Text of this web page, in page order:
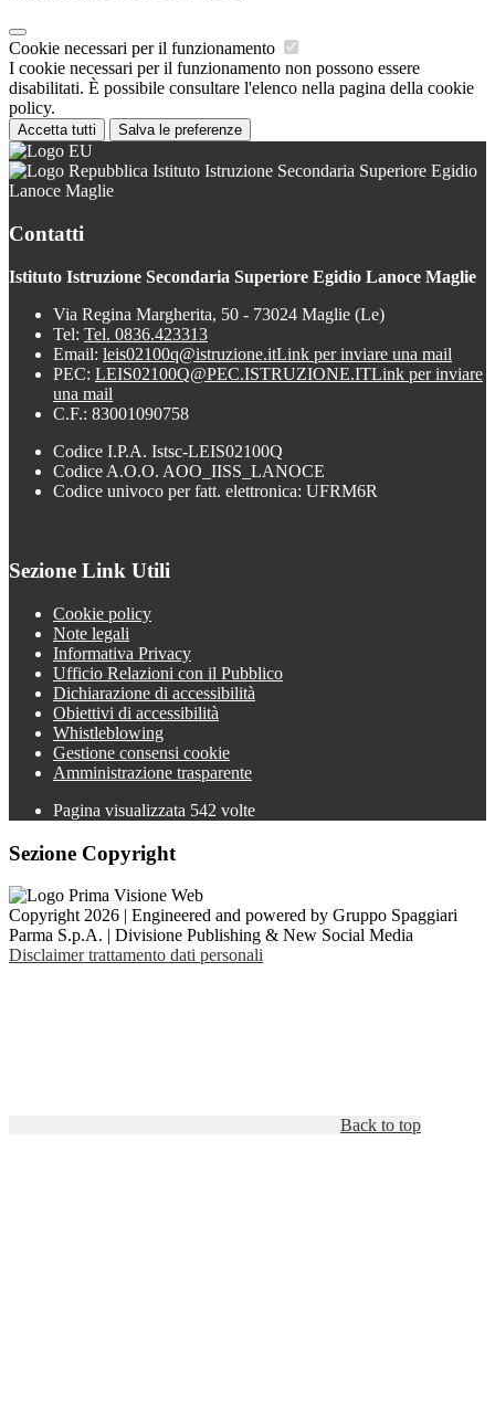
Cookie necessari per il funzionamento
I cookie necessari per il funzionamento non possono essere
disabilitati. È possibile consultare l'elenco nella pagina della cookie
policy.
Accetta tutti Salva le preferenze
Istituto Istruzione Secondaria Superiore Egidio
Lanoce Maglie
Contatti
Istituto Istruzione Secondaria Superiore Egidio Lanoce Maglie
Via Regina Margherita, 50 - 73024 Maglie (Le)
Tel: Tel. 0836.423313
Email: leis02100q@istruzione.itLink per inviare una mail
PEC: LEIS02100Q@PEC.ISTRUZIONE.ITLink per inviare
una mail
C.F.: 83001090758
Codice I.P.A. Istsc-LEIS02100Q
Codice A.O.O. AOO_IISS_LANOCE
Codice univoco per fatt. elettronica: UFRM6R
Sezione Link Utili
Cookie policy
Note legali
Informativa Privacy
Ufficio Relazioni con il Pubblico
Dichiarazione di accessibilità
Obiettivi di accessibilità
Whistleblowing
Gestione consensi cookie
Amministrazione trasparente
Pagina visualizzata 542 volte
Sezione Copyright
Copyright 2026 | Engineered and powered by Gruppo Spaggiari
Parma S.p.A. | Divisione Publishing & New Social Media
Disclaimer trattamento dati personali
Back to top